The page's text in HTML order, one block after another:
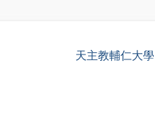
天主教輔仁大學